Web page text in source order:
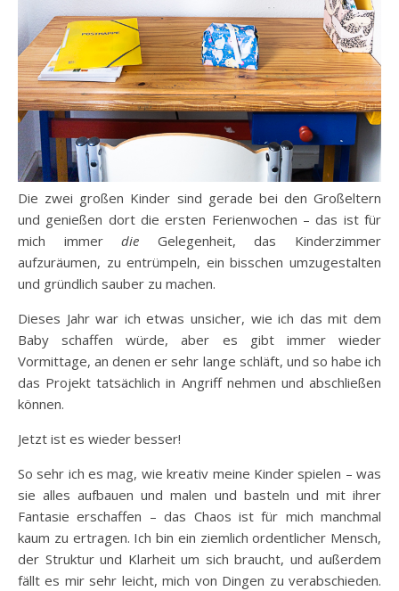
Die zwei großen Kinder sind gerade bei den Großeltern
und genießen dort die ersten Ferienwochen – das ist für
mich immerdie Gelegenheit, das Kinderzimmer
aufzuräumen, zu entrümpeln, ein bisschen umzugestalten
und gründlich sauber zu machen.
Dieses Jahr war ich etwas unsicher, wie ich das mit dem
Baby schaffen würde, aber es gibt immer wieder
Vormittage, an denen er sehr lange schläft, und so habe ich
das Projekt tatsächlich in Angriff nehmen und abschließen
können.
Jetzt ist es wieder besser!
So sehr ich es mag, wie kreativ meine Kinder spielen – was
sie alles aufbauen und malen und basteln und mit ihrer
Fantasie erschaffen – das Chaos ist für mich manchmal
kaum zu ertragen. Ich bin ein ziemlich ordentlicher Mensch,
der Struktur und Klarheit um sich braucht, und außerdem
fällt es mir sehr leicht, mich von Dingen zu verabschieden.